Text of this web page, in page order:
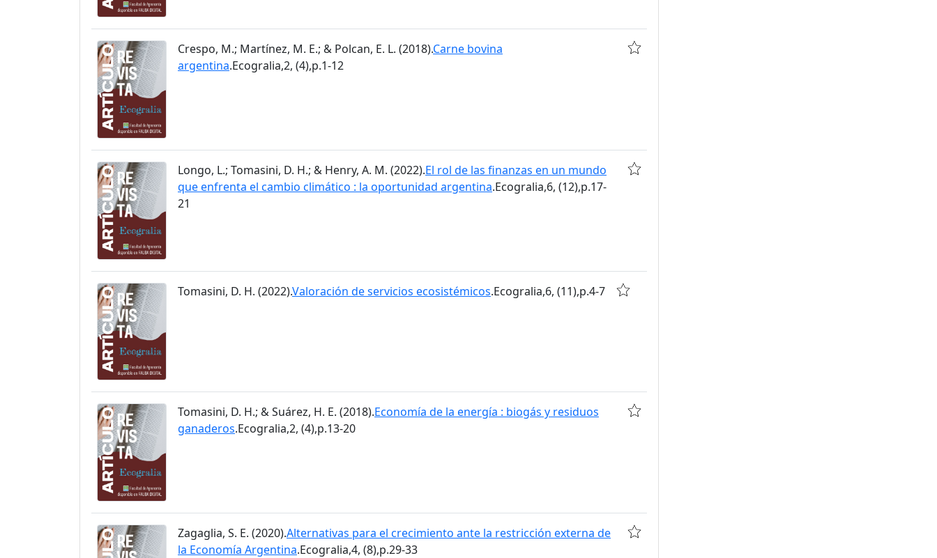
Crespo, M.; Martínez, M. E.; & Polcan, E. L. (2018).Carne bovina
argentina.Ecogralia,2, (4),p.1-12
Longo, L.; Tomasini, D. H.; & Henry, A. M. (2022).El rol de las finanzas en un mundo
que enfrenta el cambio climático : la oportunidad argentina.Ecogralia,6, (12),p.17-
21
Tomasini, D. H. (2022).Valoración de servicios ecosistémicos.Ecogralia,6, (11),p.4-7
Tomasini, D. H.; & Suárez, H. E. (2018).Economía de la energía : biogás y residuos
ganaderos.Ecogralia,2, (4),p.13-20
Zagaglia, S. E. (2020).Alternativas para el crecimiento ante la restricción externa de
la Economía Argentina.Ecogralia,4, (8),p.29-33